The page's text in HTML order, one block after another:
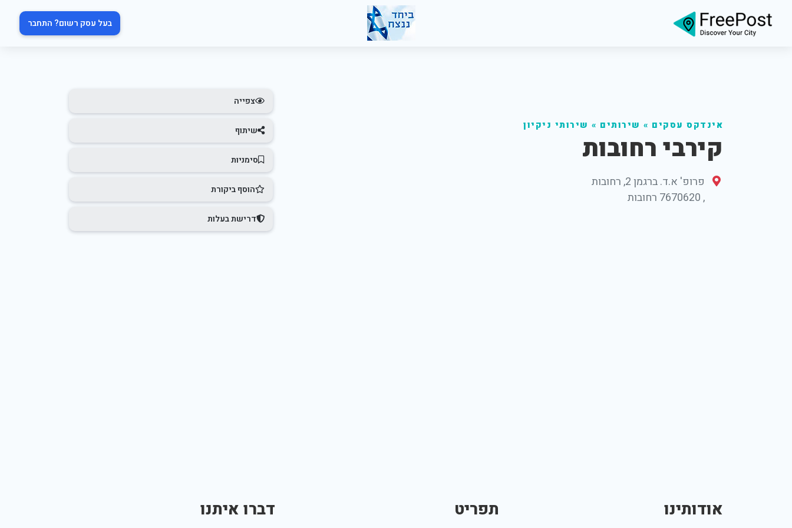
בעל עסק רשום? התחבר
אינדקס עסקים » שירותים » שירותי ניקיון
קירבי רחובות
פרופ' א.ד. ברגמן 2, רחובות
,
7670620 רחובות
צפייה
שיתוף
סימניות
הוסף ביקורת
דרישת בעלות
אודותינו תפריט דברו איתנו